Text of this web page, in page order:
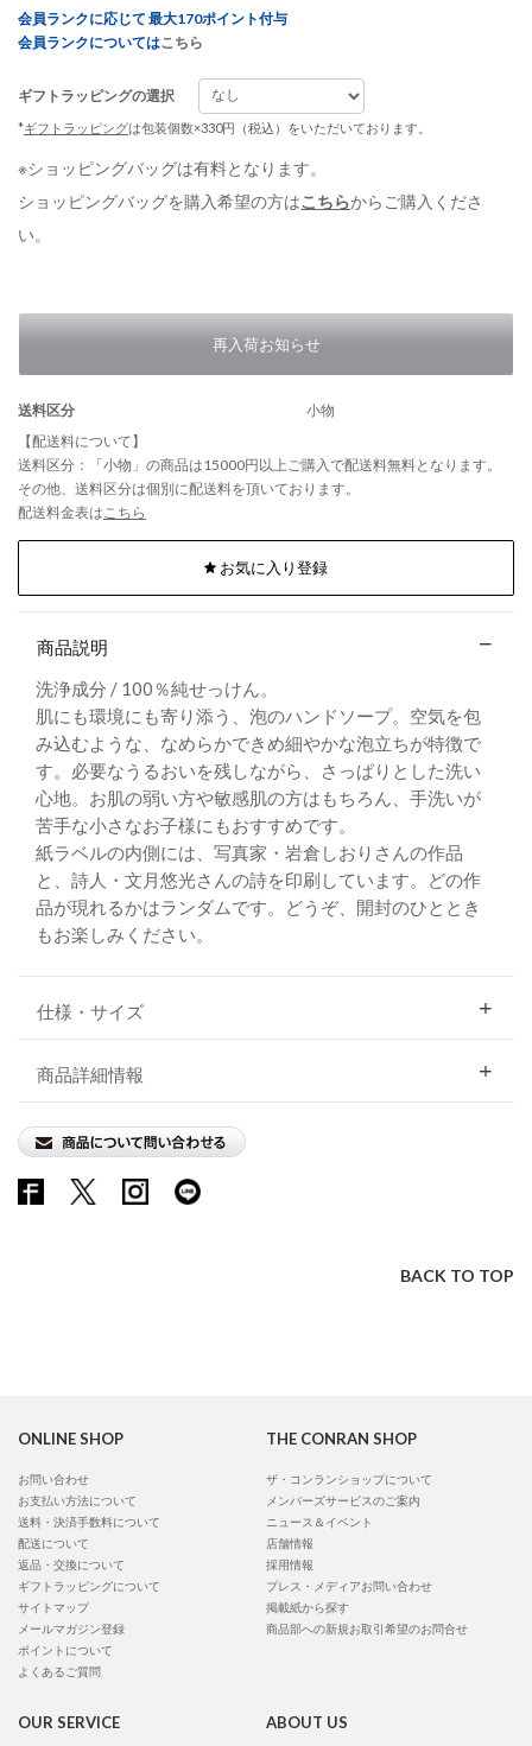
会員ランクに応じて 最大170ポイント付与
会員ランクについてはこちら
ギフトラッピングの選択
*ギフトラッピングは包装個数×330円（税込）をいただいております。
※ショッピングバッグは有料となります。
ショッピングバッグを購入希望の方はこちらからご購入くださ
い。
再入荷お知らせ
送料区分
小物
【配送料について】
送料区分：「小物」の商品は15000円以上ご購入で配送料無料となります。
その他、送料区分は個別に配送料を頂いております。
配送料金表はこちら
お気に入り登録
商品説明
洗浄成分 / 100％純せっけん。
肌にも環境にも寄り添う、泡のハンドソープ。空気を包
み込むような、なめらかできめ細やかな泡立ちが特徴で
す。必要なうるおいを残しながら、さっぱりとした洗い
心地。お肌の弱い方や敏感肌の方はもちろん、手洗いが
苦手な小さなお子様にもおすすめです。
紙ラベルの内側には、写真家・岩倉しおりさんの作品
と、詩人・文月悠光さんの詩を印刷しています。どの作
品が現れるかはランダムです。どうぞ、開封のひととき
もお楽しみください。
仕様・サイズ
商品詳細情報
BACK TO TOP
ONLINE SHOP
お問い合わせ
お支払い方法について
送料・決済手数料について
配送について
返品・交換について
ギフトラッピングについて
サイトマップ
メールマガジン登録
ポイントについて
よくあるご質問
THE CONRAN SHOP
ザ・コンランショップについて
メンバーズサービスのご案内
ニュース＆イベント
店舗情報
採用情報
プレス・メディアお問い合わせ
掲載紙から探す
商品部への新規お取引希望のお問合せ
OUR SERVICE ABOUT US